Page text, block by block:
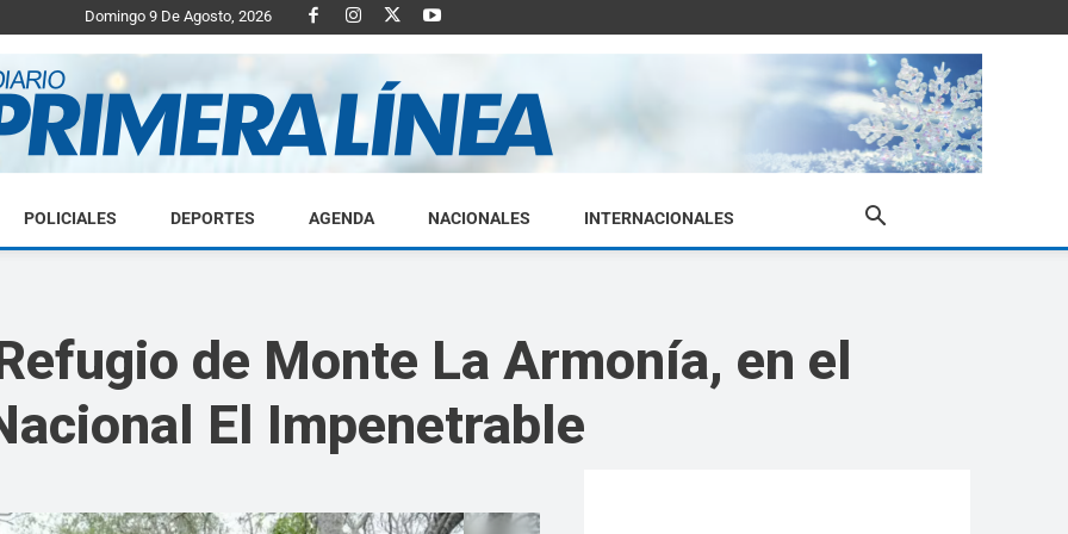
Domingo 9 De Agosto, 2026
Diario
Primera
POLICIALES DEPORTES AGENDA NACIONALES INTERNACIONALES
de Monte La Armonía, en el
El Impenetrable